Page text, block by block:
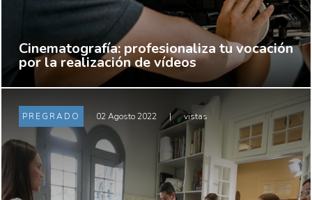
Cinematografía: profesionaliza tu vocación
por la realización de vídeos
PREGRADO 02 Agosto 2022 | vistas